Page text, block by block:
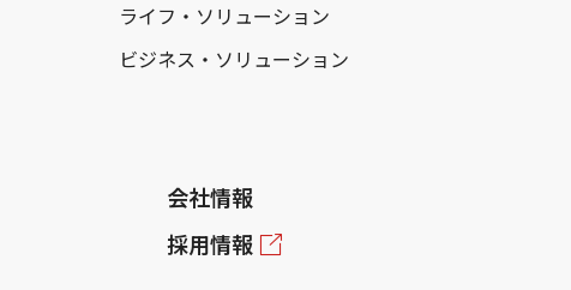
ライフ・ソリューション
ビジネス・ソリューション
会社情報
採用情報